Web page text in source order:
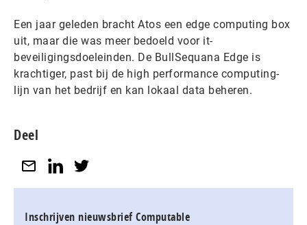
Een jaar geleden bracht Atos een edge computing box
uit, maar die was meer bedoeld voor it-
beveiligingsdoeleinden. De BullSequana Edge is
krachtiger, past bij de high performance computing-
lijn van het bedrijf en kan lokaal data beheren.
Deel
Inschrijven nieuwsbrief Computable